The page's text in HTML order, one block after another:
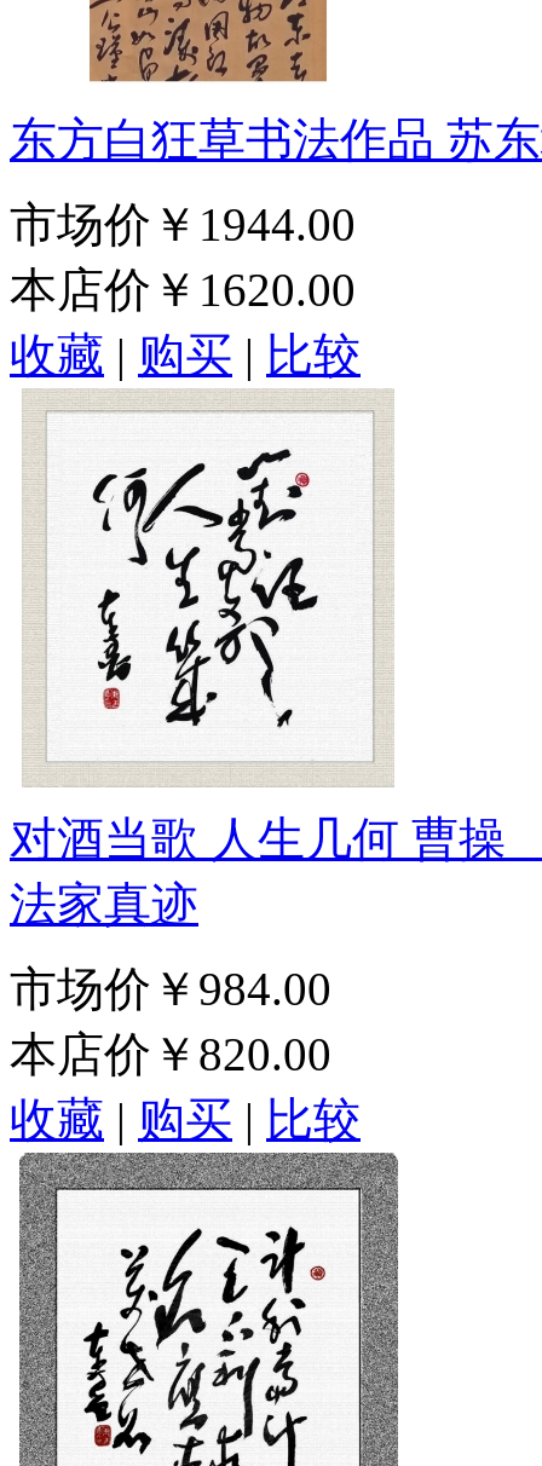
东方白狂草书法作品 苏
市场价 ￥1944.00
本店价 ￥1620.00
收藏 | 购买 | 比较
对酒当歌 人生几何 曹操
法家真迹
市场价 ￥984.00
本店价 ￥820.00
收藏 | 购买 | 比较